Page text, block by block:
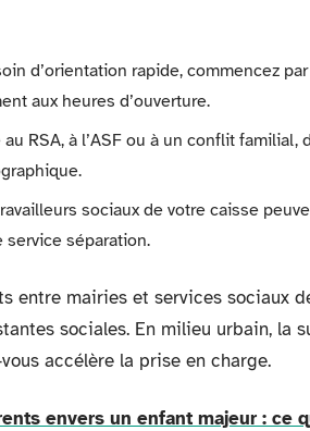
d’orientation rapide, commencez
aux heures d’ouverture.
RSA, à l’ASF ou à un conflit familial,
sociaux de votre caisse
séparation.
entre mairies et services sociaux
sociales. En milieu urbain, la
accélère la prise en charge.
envers un enfant majeur : ce